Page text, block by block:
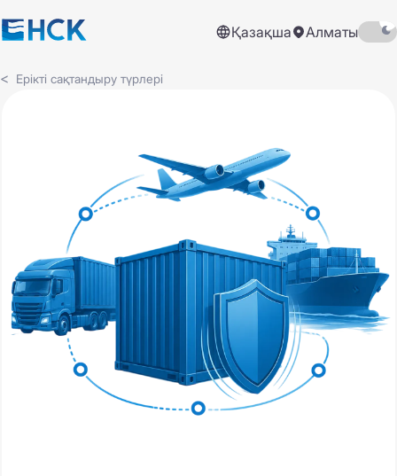
Қазақша Алматы
Ерікті сақтандыру түрлері